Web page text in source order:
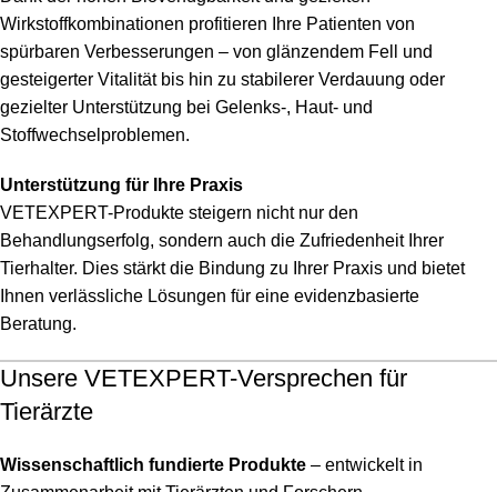
Wirkstoffkombinationen profitieren Ihre Patienten von
spürbaren Verbesserungen – von glänzendem Fell und
gesteigerter Vitalität bis hin zu stabilerer Verdauung oder
gezielter Unterstützung bei Gelenks-, Haut- und
Stoffwechselproblemen.
Unterstützung für Ihre Praxis
VETEXPERT-Produkte steigern nicht nur den
Behandlungserfolg, sondern auch die Zufriedenheit Ihrer
Tierhalter. Dies stärkt die Bindung zu Ihrer Praxis und bietet
Ihnen verlässliche Lösungen für eine evidenzbasierte
Beratung.
Unsere VETEXPERT-Versprechen für
Tierärzte
Wissenschaftlich fundierte Produkte – entwickelt in